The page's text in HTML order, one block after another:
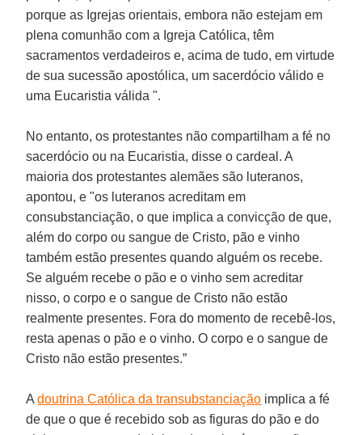
porque as Igrejas orientais, embora não estejam em
plena comunhão com a Igreja Católica, têm
sacramentos verdadeiros e, acima de tudo, em virtude
de sua sucessão apostólica, um sacerdócio válido e
uma Eucaristia válida ".
No entanto, os protestantes não compartilham a fé no
sacerdócio ou na Eucaristia, disse o cardeal. A
maioria dos protestantes alemães são luteranos,
apontou, e "os luteranos acreditam em
consubstanciação, o que implica a convicção de que,
além do corpo ou sangue de Cristo, pão e vinho
também estão presentes quando alguém os recebe.
Se alguém recebe o pão e o vinho sem acreditar
nisso, o corpo e o sangue de Cristo não estão
realmente presentes. Fora do momento de recebê-los,
resta apenas o pão e o vinho. O corpo e o sangue de
Cristo não estão presentes.”
Adoutrina Católica da transubstanciação implica a fé
de que o que é recebido sob as figuras do pão e do